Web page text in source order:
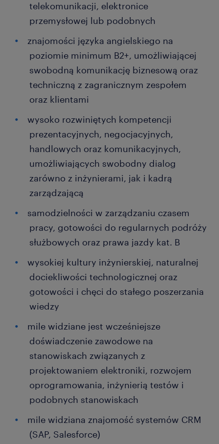
telekomunikacji, elektronice
przemysłowej lub podobnych
znajomości języka angielskiego na
poziomie minimum B2+, umożliwiającej
swobodną komunikację biznesową oraz
techniczną z zagranicznym zespołem
oraz klientami
wysoko rozwiniętych kompetencji
prezentacyjnych, negocjacyjnych,
handlowych oraz komunikacyjnych,
umożliwiających swobodny dialog
zarówno z inżynierami, jak i kadrą
zarządzającą
samodzielności w zarządzaniu czasem
pracy, gotowości do regularnych podróży
służbowych oraz prawa jazdy kat. B
wysokiej kultury inżynierskiej, naturalnej
dociekliwości technologicznej oraz
gotowości i chęci do stałego poszerzania
wiedzy
mile widziane jest wcześniejsze
doświadczenie zawodowe na
stanowiskach związanych z
projektowaniem elektroniki, rozwojem
oprogramowania, inżynierią testów i
podobnych stanowiskach
mile widziana znajomość systemów CRM
(SAP, Salesforce)